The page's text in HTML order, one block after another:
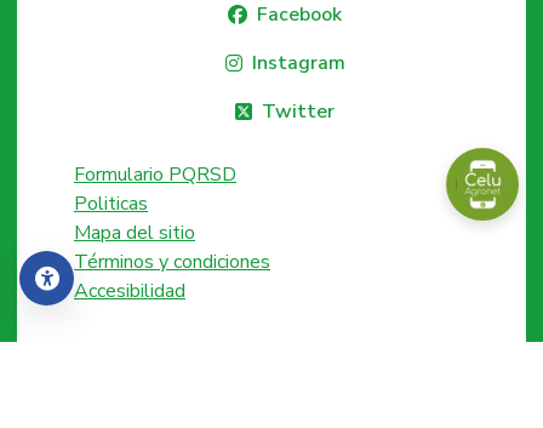
Accesibilidad
Facebook
Instagram
Twitter
Formulario PQRSD
Politicas
Mapa del sitio
Términos y condiciones
Accesibilidad